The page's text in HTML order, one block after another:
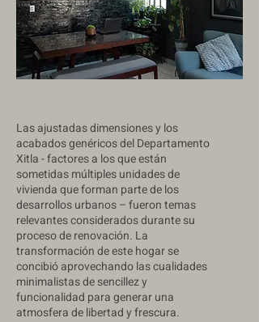
Las ajustadas dimensiones y los
acabados genéricos del Departamento
Xitla - factores a los que están
sometidas múltiples unidades de
vivienda que forman parte de los
desarrollos urbanos – fueron temas
relevantes considerados durante su
proceso de renovación. La
transformación de este hogar se
concibió aprovechando las cualidades
minimalistas de sencillez y
funcionalidad para generar una
atmosfera de libertad y frescura.